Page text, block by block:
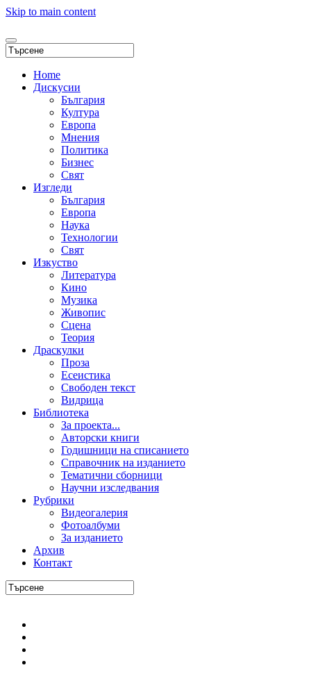
Skip to main content
Home
Дискусии
България
Култура
Европа
Мнения
Политика
Бизнес
Свят
Изгледи
България
Европа
Наука
Технологии
Свят
Изкуство
Литература
Кино
Музика
Живопис
Сцена
Теория
Драскулки
Проза
Есеистика
Свободен текст
Видрица
Библиотека
За проекта...
Авторски книги
Годишници на списанието
Справочник на изданието
Тематични сборници
Научни изследвания
Рубрики
Видеогалерия
Фотоалбуми
За изданието
Архив
Контакт